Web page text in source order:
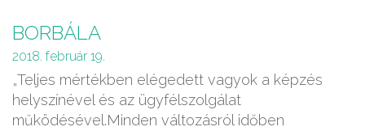
BORBÁLA
2018. február 19.
„Teljes mértékben elégedett vagyok a képzés
helyszínével és az ügyfélszolgálat
működésével.Minden változásról időben